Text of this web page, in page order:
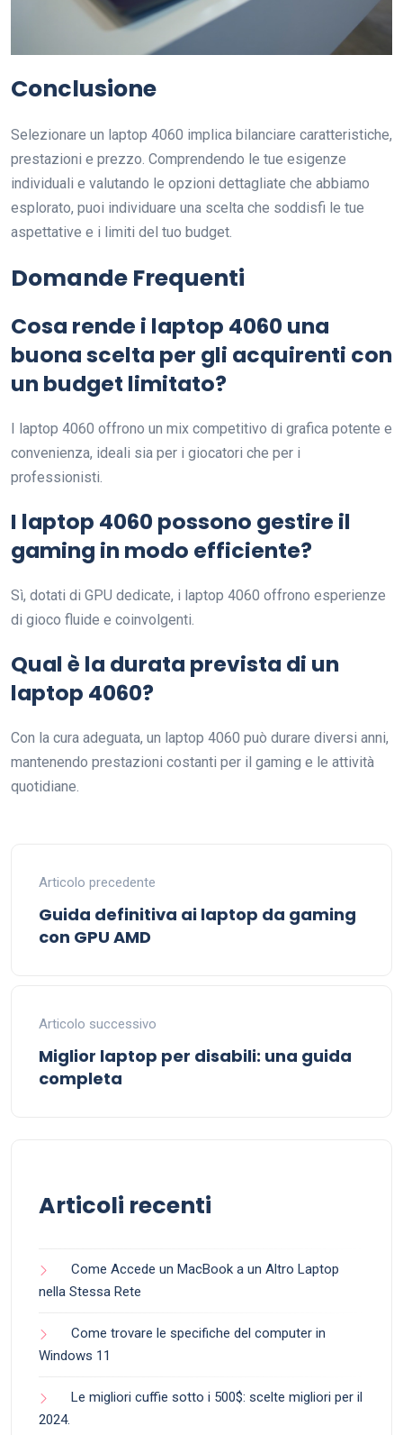
Conclusione
Selezionare un laptop 4060 implica bilanciare caratteristiche,
prestazioni e prezzo. Comprendendo le tue esigenze
individuali e valutando le opzioni dettagliate che abbiamo
esplorato, puoi individuare una scelta che soddisfi le tue
aspettative e i limiti del tuo budget.
Domande Frequenti
Cosa rende i laptop 4060 una
buona scelta per gli acquirenti con
un budget limitato?
I laptop 4060 offrono un mix competitivo di grafica potente e
convenienza, ideali sia per i giocatori che per i
professionisti.
I laptop 4060 possono gestire il
gaming in modo efficiente?
Sì, dotati di GPU dedicate, i laptop 4060 offrono esperienze
di gioco fluide e coinvolgenti.
Qual è la durata prevista di un
laptop 4060?
Con la cura adeguata, un laptop 4060 può durare diversi anni,
mantenendo prestazioni costanti per il gaming e le attività
quotidiane.
Articolo precedente
Guida definitiva ai laptop da gaming
con GPU AMD
Articolo successivo
Miglior laptop per disabili: una guida
completa
Articoli recenti
Come Accede un MacBook a un Altro Laptop
nella Stessa Rete
Come trovare le specifiche del computer in
Windows 11
Le migliori cuffie sotto i 500$: scelte migliori per il
2024.